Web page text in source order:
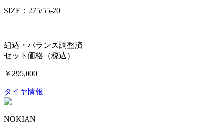
SIZE：275/55-20
組込・バランス調整済
セット価格（税込）
￥295,000
タイヤ情報
NOKIAN